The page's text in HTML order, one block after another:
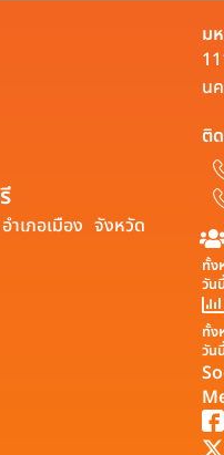
ำเภอเมือง จังหวัด
ม
น
ติ
ทั้ง
วัน
ทั้ง
วัน